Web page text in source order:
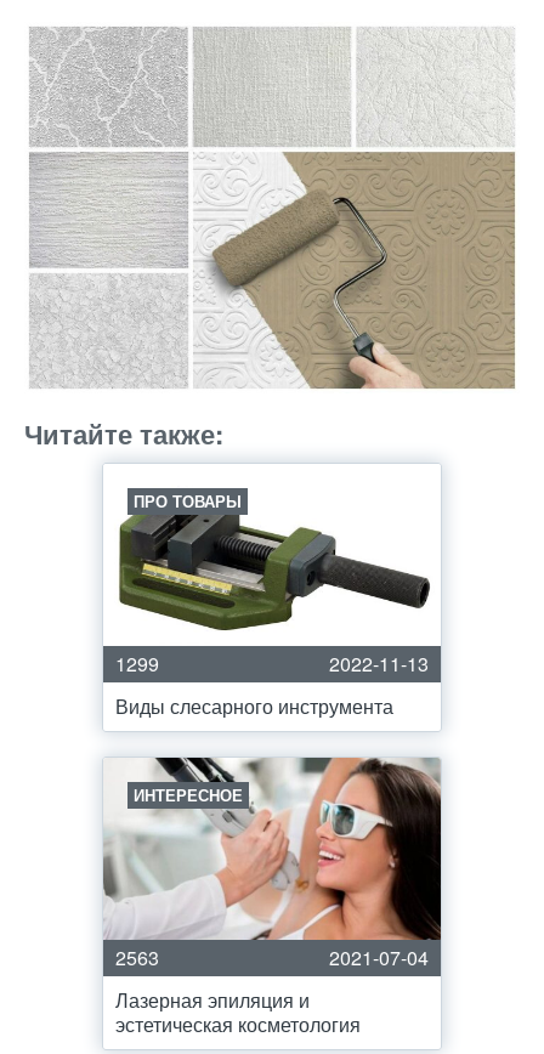
Читайте также:
ПРО ТОВАРЫ
1299
2022-11-13
Виды слесарного инструмента
ИНТЕРЕСНОЕ
2563
2021-07-04
Лазерная эпиляция и
эстетическая косметология